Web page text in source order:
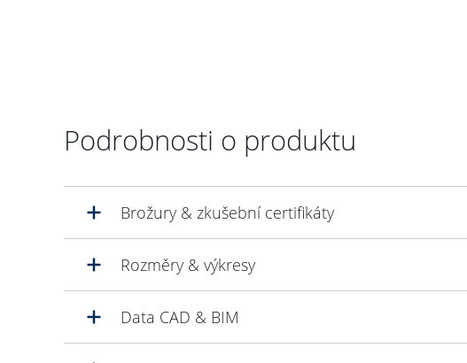
Podrobnosti o produktu
Brožury & zkušební certifikáty
Rozměry & výkresy
Data CAD & BIM